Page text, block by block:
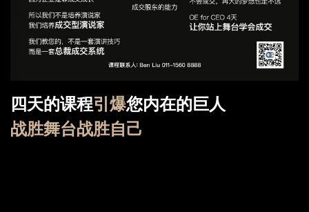
四天的课程引爆您内在的巨人
战胜舞台战胜自己